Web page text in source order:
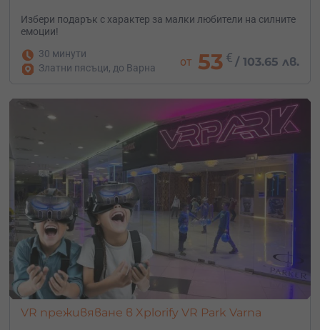
Избери подарък с характер за малки любители на силните
емоции!
30 минути
Златни пясъци, до Варна
от 53 € /103.65 лв.
VR преживяване в Xplorify VR Park Varna